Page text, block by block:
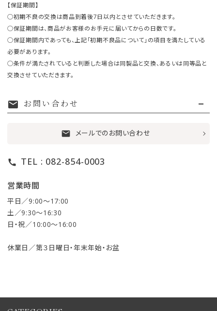
【保証期間】
○初期不良の交換は商品到着後7日以内とさせていただきます。
○保証期間は、商品がお客様のお手元に届いてからの日数です。
○保証期間内であっても、上記「初期不良品について」の項目を満たしている
必要があります。
○条件が満たされていると判断した場合は同製品と交換、あるいは同等品と
交換させていただきます。
mail お問い合わせ
mail メールでのお問い合わせ
call TEL : 082-854-0003
営業時間
平日／9:00〜17:00
土／9:30〜16:30
日・祝／10:00〜16:00
休業日／第３日曜日・年末年始・お盆